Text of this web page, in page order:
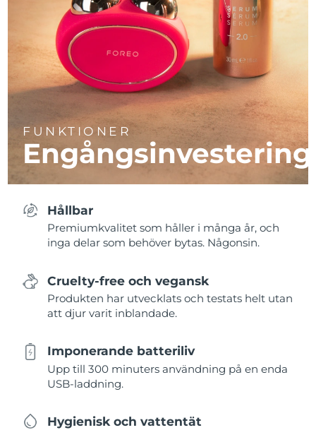
FUNKTIONER
Engångsinvestering
Hållbar
Premiumkvalitet som håller i många år, och
inga delar som behöver bytas. Någonsin.
Cruelty-free och vegansk
Produkten har utvecklats och testats helt utan
att djur varit inblandade.
Imponerande batteriliv
Upp till 300 minuters användning på en enda
USB-laddning.
Hygienisk och vattentät